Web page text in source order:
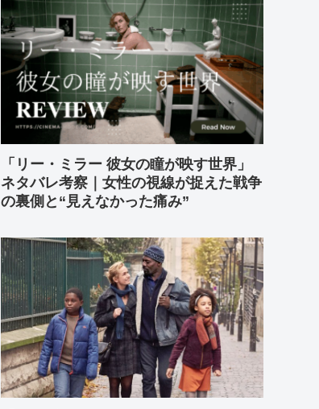
「リー・ミラー 彼女の瞳が映す世界」
ネタバレ考察｜女性の視線が捉えた戦争
の裏側と“見えなかった痛み”